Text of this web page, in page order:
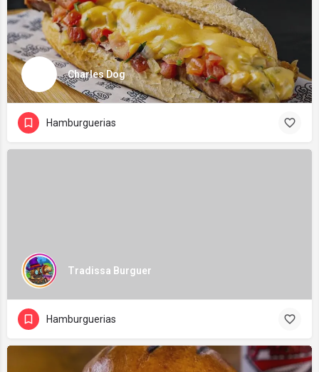
Charles Dog
Hamburguerias
Tradissa Burguer
Hamburguerias